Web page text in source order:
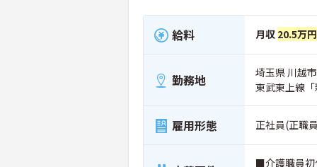
給料 月収 20.5万
勤務地
埼玉県 川越
東武東上線
雇用形態 正社員(正職
■介護職員初